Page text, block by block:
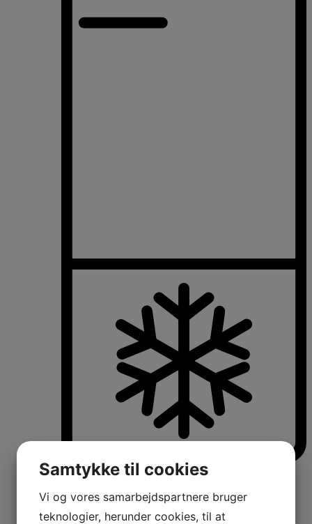
Køle-/fryseskabe
Integrerbare køle-/fryseskabe
Køleskabe med fryseboks
Amerikanerkøleskabe
Samtykke til cookies
Vi og vores samarbejdspartnere bruger
teknologier, herunder cookies, til at